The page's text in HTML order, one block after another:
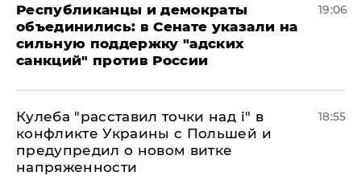
Республиканцы и демократы
объединились: в Сенате указали на
сильную поддержку "адских
санкций" против России
19:06
Кулеба "расставил точки над і" в
конфликте Украины с Польшей и
предупредил о новом витке
напряженности
18:55